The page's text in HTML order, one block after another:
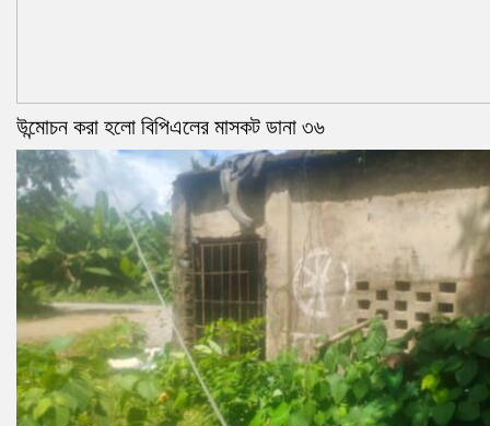
উন্মোচন করা হলো বিপিএলের মাসকট ডানা ৩৬